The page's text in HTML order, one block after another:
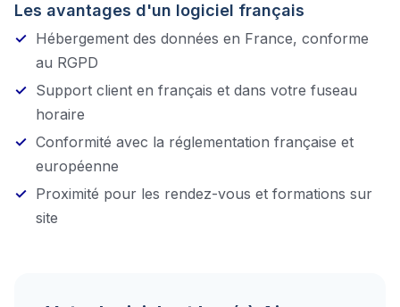
Les avantages d'un logiciel français
Hébergement des données en France, conforme
au RGPD
Support client en français et dans votre fuseau
horaire
Conformité avec la réglementation française et
européenne
Proximité pour les rendez-vous et formations sur
site